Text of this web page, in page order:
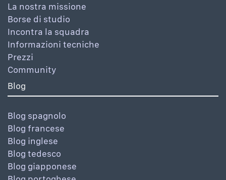
La nostra missione
Borse di studio
Incontra la squadra
Informazioni tecniche
Prezzi
Community
Blog
Blog spagnolo
Blog francese
Blog inglese
Blog tedesco
Blog giapponese